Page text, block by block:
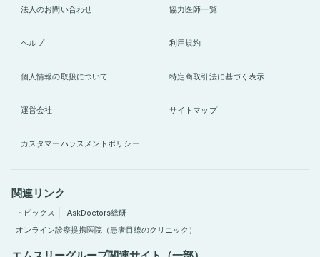
法人のお問い合わせ 協力医師一覧
ヘルプ 利用規約
個人情報の取扱について 特定商取引法に基づく表示
運営会社 サイトマップ
カスタマーハラスメントポリシー
関連リンク
トピックス
AskDoctors総研
オンライン診療提携医院（患者目線のクリニック）